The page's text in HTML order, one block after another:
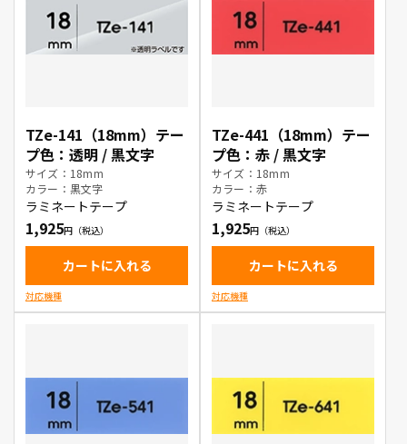
TZe-141（18mm）テー
プ色：透明 / 黒文字
サイズ：18mm
カラー：黒文字
ラミネートテープ
1,925
カートに入れる
対応機種
TZe-441（18mm）テー
プ色：赤 / 黒文字
サイズ：18mm
カラー：赤
ラミネートテープ
1,925
カートに入れる
対応機種